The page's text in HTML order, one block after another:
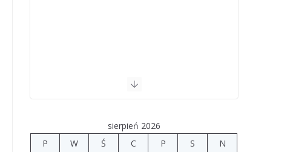
sierpień 2026
P
W Ś C P S
N